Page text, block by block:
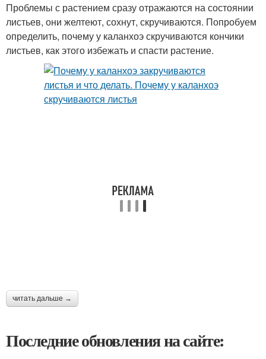
Проблемы с растением сразу отражаются на состоянии
листьев, они желтеют, сохнут, скручиваются. Попробуем
определить, почему у каланхоэ скручиваются кончики
листьев, как этого избежать и спасти растение.
читать дальше →
Последние обновления на сайте: